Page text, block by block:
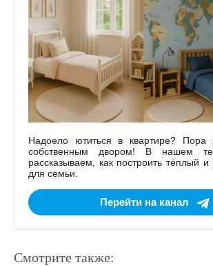
Надоело ютиться в квартире?
собственным двором! В нашем
рассказываем, как построить тёплый
для семьи.
Перейти на канал
Смотрите также: